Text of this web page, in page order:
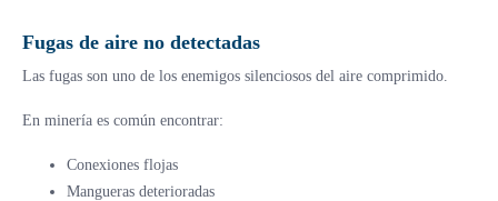
Fugas de aire no detectadas
Las fugas son uno de los enemigos silenciosos del aire comprimido.
En minería es común encontrar:
Conexiones flojas
Mangueras deterioradas